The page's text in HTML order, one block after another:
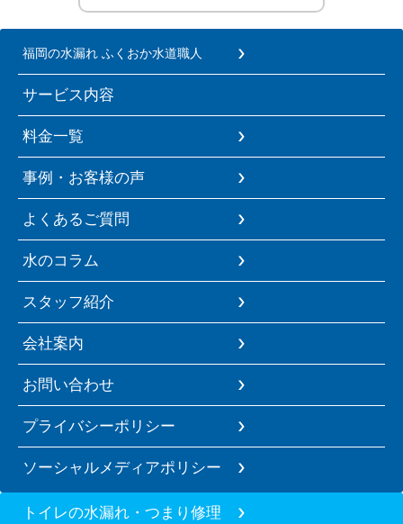
福岡の水漏れ ふくおか水道職人
サービス内容
料金一覧
事例・お客様の声
よくあるご質問
水のコラム
スタッフ紹介
会社案内
お問い合わせ
プライバシーポリシー
ソーシャルメディアポリシー
トイレの水漏れ・つまり修理